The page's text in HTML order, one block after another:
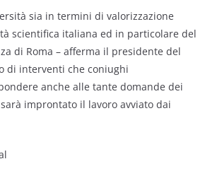
sia in termini di valorizzazione
scientifica italiana ed in particolare del
di Roma – afferma il presidente del
di interventi che coniughi
anche alle tante domande dei
improntato il lavoro avviato dai